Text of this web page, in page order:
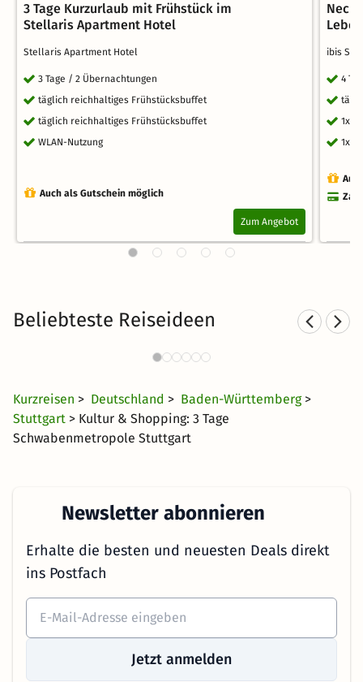
3 Tage Kurzurlaub mit Frühstück im
Stellaris Apartment Hotel
Stellaris Apartment Hotel
3 Tage / 2 Übernachtungen
täglich reichhaltiges Frühstücksbuffet
täglich reichhaltiges Frühstücksbuffet
WLAN-Nutzung
Auch als Gutschein möglich
Zum Angebot
ibis
4
1x
1x
Beliebteste Reiseideen
Städtereisen nach Stuttgart
156 Angebote
Kurzreisen > Deutschland > Baden-Württemberg >
Stuttgart > Kultur & Shopping: 3 Tage
Schwabenmetropole Stuttgart
Newsletter abonnieren
Erhalte die besten und neuesten Deals direkt
ins Postfach
Jetzt anmelden